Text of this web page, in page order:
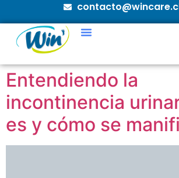
Entendiendo la
incontinencia
es y cómo se